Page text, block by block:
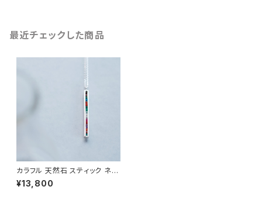
最近チェックした商品
カラフル 天然石 スティック ネッ
クレス シルバー925
¥13,800